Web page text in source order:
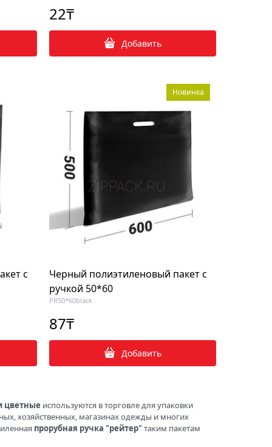
22₸
Добавить
с
Черный полиэтиленовый пакет с
ручкой 50*60
PR50*60black
Новинка
87₸
Добавить
цветные используются в торговле для упаковки
хозяйственных, магазинах одежды и многих
прорубная ручка "рейтер"таким пакетам